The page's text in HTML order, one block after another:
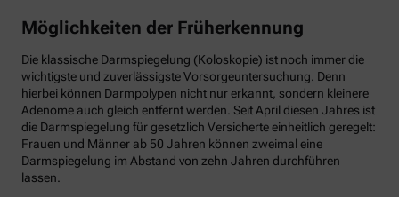
Möglichkeiten der Früherkennung
Die klassische Darmspiegelung (Koloskopie) ist noch immer die
wichtigste und zuverlässigste Vorsorgeuntersuchung. Denn
hierbei können Darmpolypen nicht nur erkannt, sondern kleinere
Adenome auch gleich entfernt werden. Seit April diesen Jahres ist
die Darmspiegelung für gesetzlich Versicherte einheitlich geregelt:
Frauen und Männer ab 50 Jahren können zweimal eine
Darmspiegelung im Abstand von zehn Jahren durchführen
lassen.